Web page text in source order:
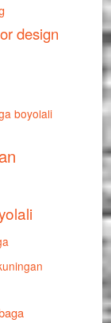
design
boyolali